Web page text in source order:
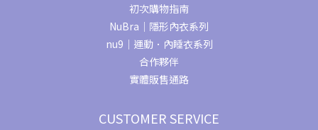
初次購物指南
NuBra｜隱形內衣系列
nu9｜運動．內睡衣系列
合作夥伴
實體販售通路
CUSTOMER SERVICE